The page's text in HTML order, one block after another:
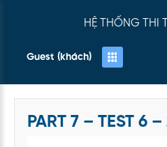
HỆ THỐNG THI
Guest (khách)
PART 7 – TEST 6